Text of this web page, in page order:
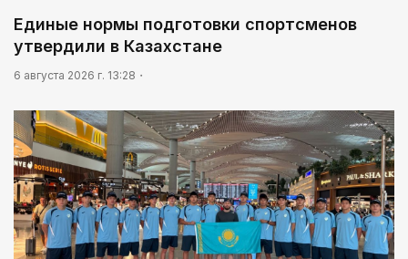
Единые нормы подготовки спортсменов
утвердили в Казахстане
6 августа 2026 г. 13:28